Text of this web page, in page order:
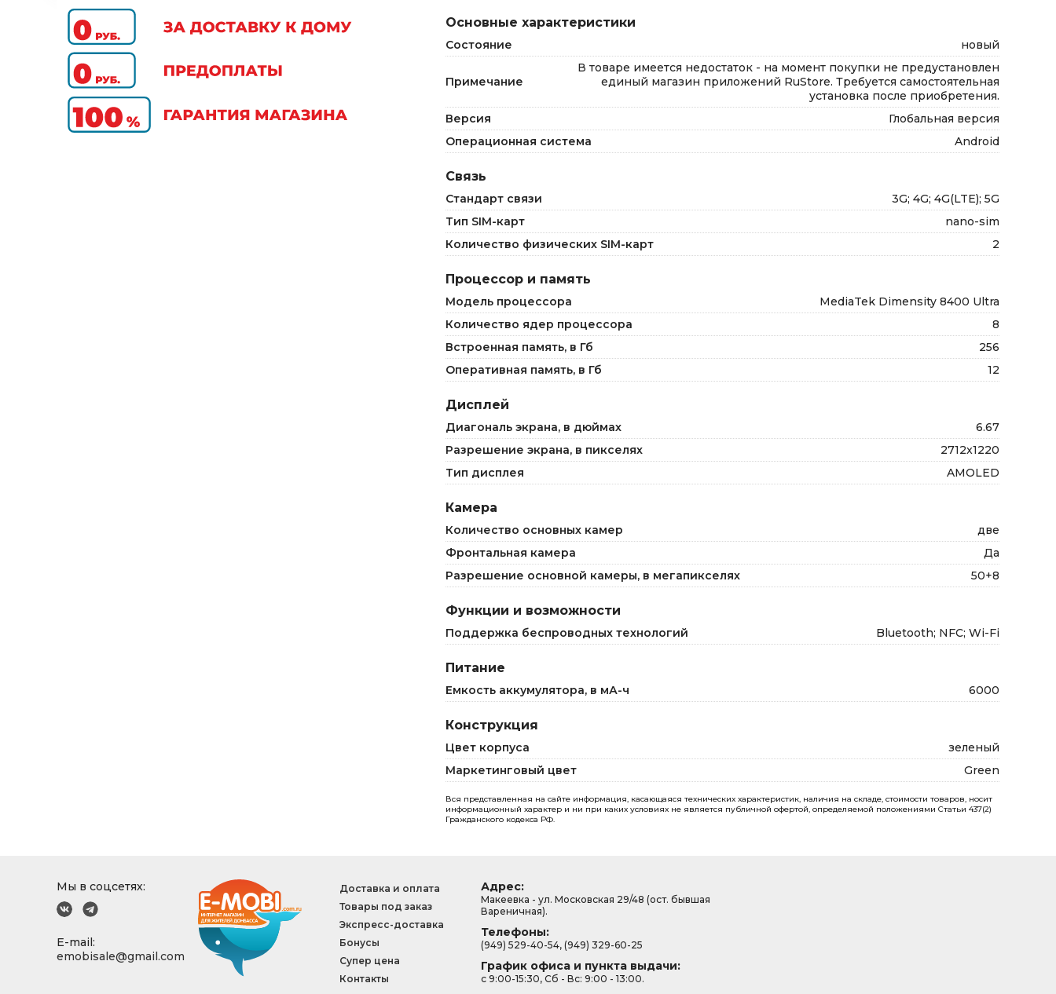
Основные характеристики
Состояние новый
Примечание
В товаре имеется недостаток - на момент покупки не предустановлен
единый магазин приложений RuStore. Требуется самостоятельная
установка после приобретения.
Версия
Глобальная версия
Операционная система
Android
Связь
Стандарт связи
3G; 4G; 4G(LTE); 5G
Тип SIM-карт
nano-sim
Количество физических SIM-карт
2
Процессор и память
Модель процессора
MediaTek Dimensity 8400 Ultra
Количество ядер процессора
8
Встроенная память, в Гб
256
Оперативная память, в Гб
12
Дисплей
Диагональ экрана, в дюймах
6.67
Разрешение экрана, в пикселях
2712x1220
Тип дисплея
AMOLED
Камера
Количество основных камер
две
Фронтальная камера
Да
Разрешение основной камеры, в мегапикселях
50+8
Функции и возможности
Поддержка беспроводных технологий Bluetooth; NFC; Wi-Fi
Питание
Емкость аккумулятора, в мА-ч 6000
Конструкция
Цвет корпуса
зеленый
Маркетинговый цвет
Green
Вся представленная на сайте информация, касающаяся технических характеристик, наличия на складе, стоимости товаров, носит
информационный характер и ни при каких условиях не является публичной офертой, определяемой положениями Статьи 437(2)
Гражданского кодекса РФ.
Мы в соцсетях:
E-mail:
emobisale@gmail.com
Доставка и оплата
Товары под заказ
Экспресс-доставка
Бонусы
Супер цена
Контакты
Адрес:
Макеевка - ул. Московская 29/48 (ост. бывшая
Вареничная).
Телефоны:
(949) 529-40-54, (949) 329-60-25
График офиса и пункта выдачи:
с 9:00-15:30, Сб - Вс: 9:00 - 13:00.